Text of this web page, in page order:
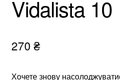
Vidalista 10
270 ₴
Хочете знову